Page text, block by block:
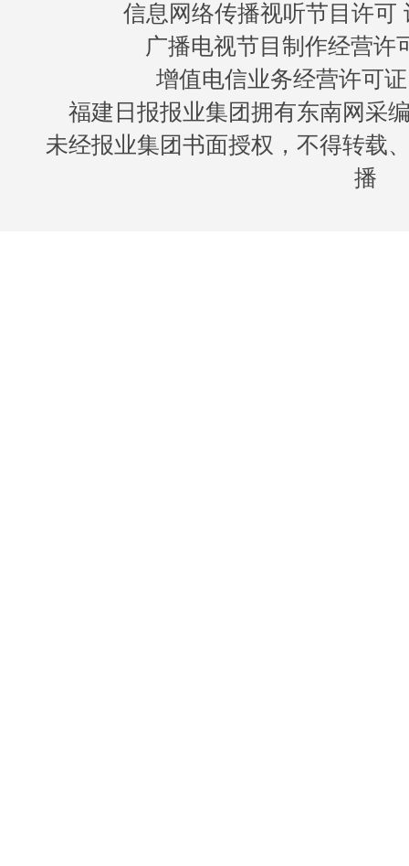
信息网络传播视听节目许可
广播电视节目制作经营许
增值电信业务经营许可
福建日报报业集团拥有东南网采
未经报业集团书面授权，不得转载
播